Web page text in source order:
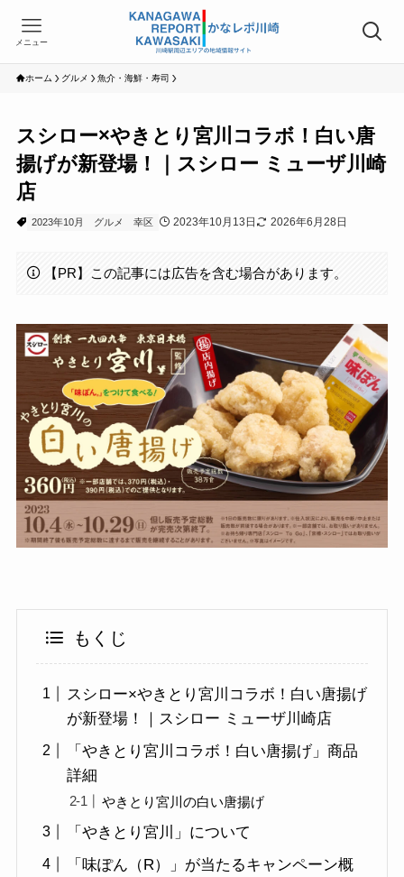
メニュー
ホーム グルメ 魚介・海鮮・寿司
スシロー×やきとり宮川コラボ！白い唐
揚げが新登場！｜スシロー ミューザ川崎
店
2023年10月 グルメ 幸区 2023年10月13日 2026年6月28日
【PR】この記事には広告を含む場合があります。
もくじ
スシロー×やきとり宮川コラボ！白い唐揚げ
が新登場！｜スシロー ミューザ川崎店
「やきとり宮川コラボ！白い唐揚げ」商品
詳細
やきとり宮川の白い唐揚げ
「やきとり宮川」について
「味ぽん（R）」が当たるキャンペーン概